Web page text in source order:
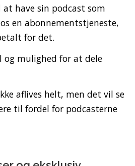
have sin podcast som
en abonnementstjeneste,
for det.
mulighed for at dele
aflives helt, men det vil se
til fordel for podcasterne